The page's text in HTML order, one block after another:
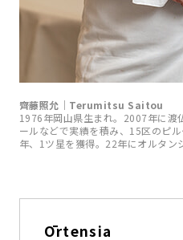
齊藤照允｜Terumitsu Saitou
1976年岡山県生まれ。2007年に渡
ールなどで実績を積み、15区のピ
年、1ツ星を獲得。22年にオルタン
Ōrtensia